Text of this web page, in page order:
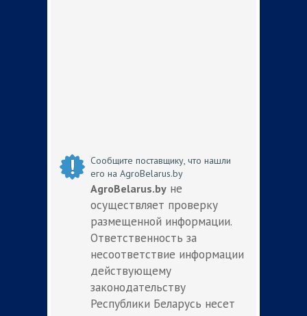
Сообщите поставщику, что нашли
его на AgroBelarus.by
AgroBelarus.by не
осуществляет проверку
размещенной информации.
Ответственность за
несоответствие информации
действующему
законодательству
Республики Беларусь несет